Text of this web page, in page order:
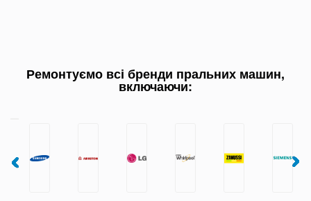
Ремонтуємо всі бренди пральних машин,
включаючи: